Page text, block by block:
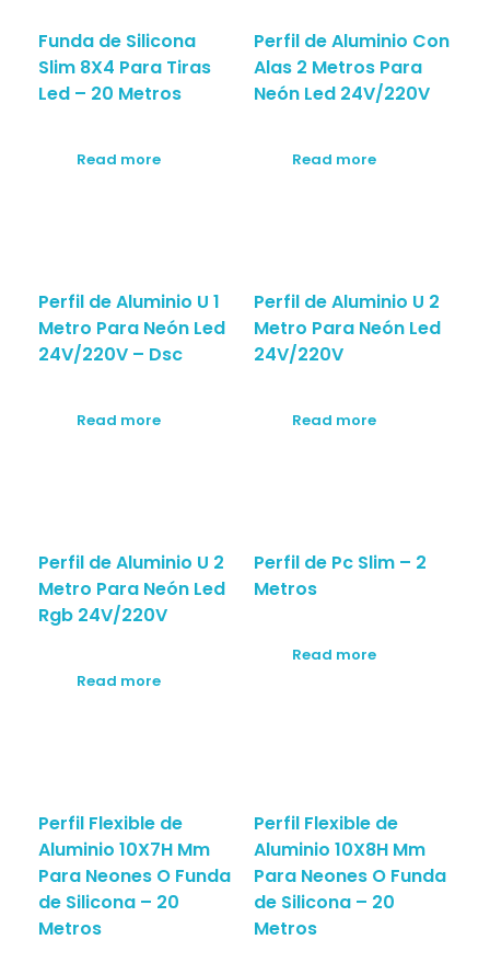
Funda de Silicona
Slim 8X4 Para Tiras
Led – 20 Metros
Read more
Perfil de Aluminio Con
Alas 2 Metros Para
Neón Led 24V/220V
Read more
Perfil de Aluminio U 1
Metro Para Neón Led
24V/220V – Dsc
Read more
Perfil de Aluminio U 2
Metro Para Neón Led
24V/220V
Read more
Perfil de Aluminio U 2
Metro Para Neón Led
Rgb 24V/220V
Read more
Perfil de Pc Slim – 2
Metros
Read more
Perfil Flexible de
Aluminio 10X7H Mm
Para Neones O Funda
de Silicona – 20
Metros
Perfil Flexible de
Aluminio 10X8H Mm
Para Neones O Funda
de Silicona – 20
Metros